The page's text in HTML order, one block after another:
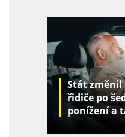
Stát
řidiče po
ponížení a